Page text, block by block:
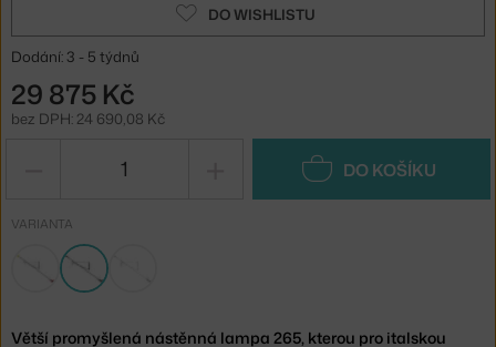
DO WISHLISTU
Dodání: 3 - 5 týdnů
29 875 Kč
bez DPH: 24 690,08 Kč
DO KOŠÍKU
VARIANTA
Větší promyšlená nástěnná lampa 265, kterou pro italskou